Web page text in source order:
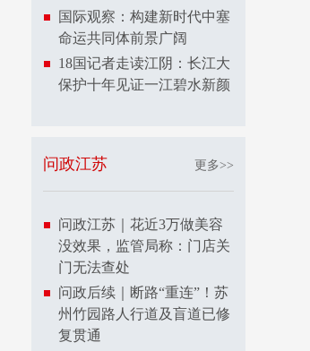
国际观察：构建新时代中塞
命运共同体前景广阔
18国记者走读江阴：长江大
保护十年见证一江碧水新颜
问政江苏 更多>>
问政江苏｜花近3万做美容
没效果，监管局称：门店关
门无法查处
问政后续｜断路“重连”！苏
州竹园路人行道及盲道已修
复贯通